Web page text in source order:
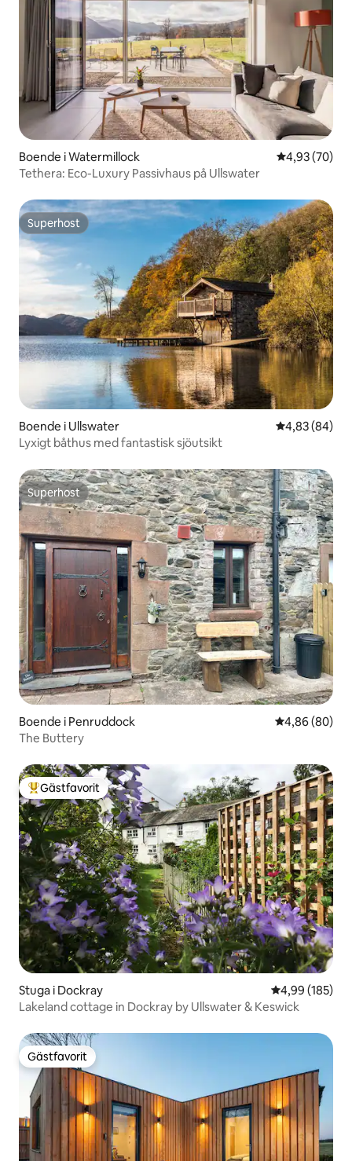
Boende i Watermillock 4,93 av 5 i
4,93 (70)
Tethera: Eco-Luxury Passivhaus på Ullswater
Superhost
Superhost
Boende i Ullswater 4,83 av 5 i
4,83 (84)
Lyxigt båthus med fantastisk sjöutsikt
Superhost
Superhost
Boende i Penruddock 4,86 av 5 i
4,86 (80)
The Buttery
Populär gästfavorit
Gästfavorit
Stuga i Dockray 4,99 av 5 i
4,99 (185)
Lakeland cottage in Dockray by Ullswater & Keswick
Gästfavorit
Gästfavorit